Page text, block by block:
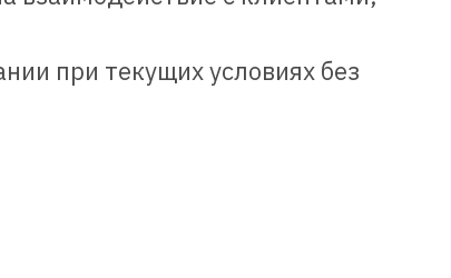
при текущих условиях без